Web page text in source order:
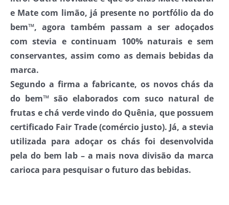
e Mate com limão, já presente no portfólio da do
bem™, agora também passam a ser adoçados
com stevia e continuam 100% naturais e sem
conservantes, assim como as demais bebidas da
marca.
Segundo a firma a fabricante, os novos chás da
do bem™ são elaborados com suco natural de
frutas e chá verde vindo do Quênia, que possuem
certificado Fair Trade (comércio justo). Já, a stevia
utilizada para adoçar os chás foi desenvolvida
pela do bem lab – a mais nova divisão da marca
carioca para pesquisar o futuro das bebidas.